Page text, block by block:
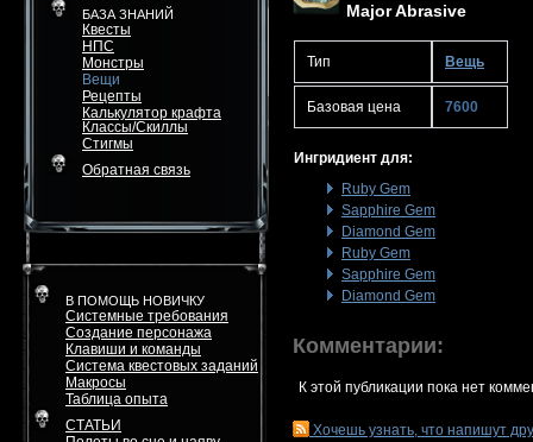
БАЗА ЗНАНИЙ
Квесты
НПС
Монстры
Вещи
Рецепты
Калькулятор крафта
Классы/Скиллы
Стигмы
Обратная связь
В ПОМОЩЬ НОВИЧКУ
Системные требования
Создание персонажа
Клавиши и команды
Система квестовых заданий
Макросы
Таблица опыта
СТАТЬИ
Major Abrasive
Тип Вещь
Базовая цена 7600
Ингридиент для:
Ruby Gem
Sapphire Gem
Diamond Gem
Ruby Gem
Sapphire Gem
Diamond Gem
Комментарии:
К этой публикации пока нет
Хочешь узнать, что напишут